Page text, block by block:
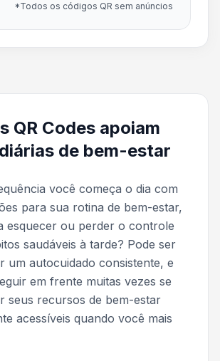
*Todos os códigos QR sem anúncios
QR Codes apoiam
de bem-estar
você começa o dia com
para sua rotina de bem-estar,
esquecer ou perder o controle
saudáveis à tarde? Pode ser
um autocuidado consistente, e
em frente muitas vezes se
seus recursos de bem-estar
acessíveis quando você mais